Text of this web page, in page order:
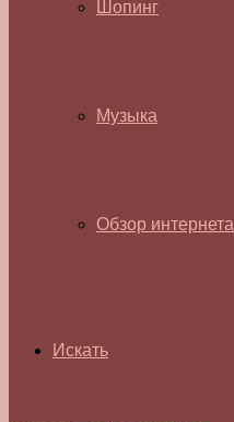
Шопинг
Музыка
Обзор интернета
Искать